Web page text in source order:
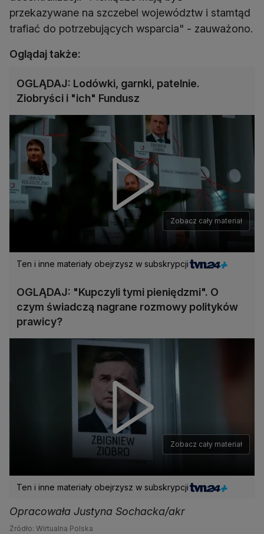
przekazywane na szczebel województw i stamtąd
trafiać do potrzebujących wsparcia" - zauważono.
Oglądaj także:
OGLĄDAJ: Lodówki, garnki, patelnie.
Ziobryści i "ich" Fundusz
Zobacz cały materiał
Ten i inne materiały obejrzysz w subskrypcji
OGLĄDAJ: "Kupczyli tymi pieniędzmi". O
czym świadczą nagrane rozmowy polityków
prawicy?
Zobacz cały materiał
Ten i inne materiały obejrzysz w subskrypcji
Opracowała Justyna Sochacka/akr
Źródło: Wirtualna Polska